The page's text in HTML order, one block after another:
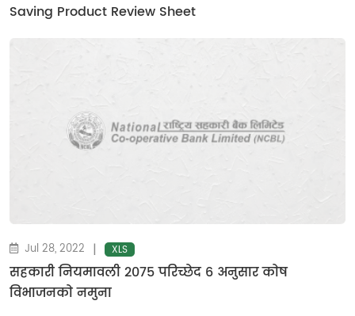
Saving Product Review Sheet
Jul 28, 2022 | XLS
सहकारी नियमावली २०७५ परिच्छेद ६ अनुसार काेष
विभाजनकाे नमुना